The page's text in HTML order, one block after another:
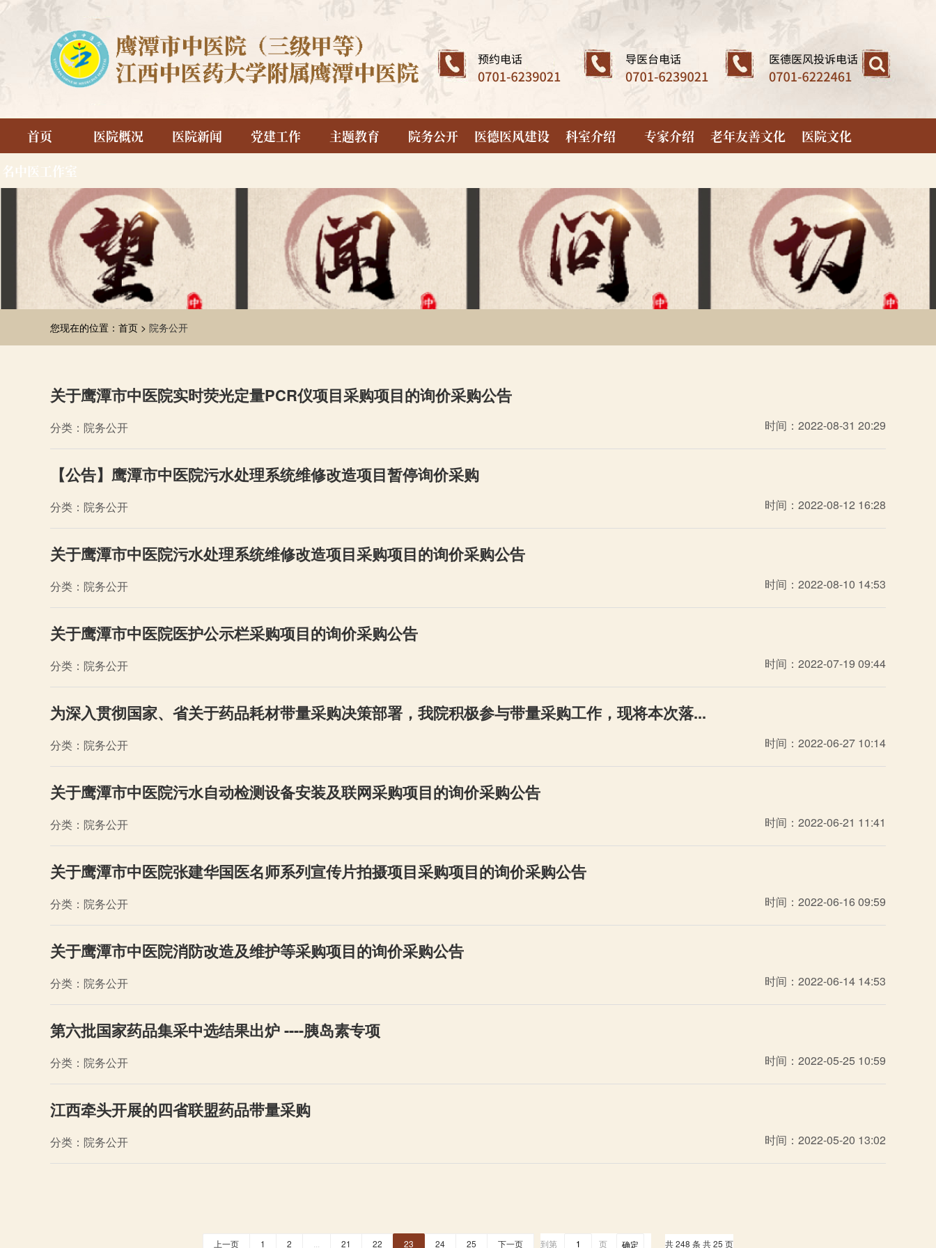
首页 医院概况 医院新闻 党建工作 主题教育 院务公开 医德医风建设 科室介绍 专家介绍 老年友善文化
医院文化
名中医工作室
您现在的位置：首页 > 院务公开
关于鹰潭市中医院实时荧光定量PCR仪项目采购项目的询价采购公告
分类：院务公开 时间：2022-08-31 20:29
【公告】鹰潭市中医院污水处理系统维修改造项目暂停询价采购
分类：院务公开 时间：2022-08-12 16:28
关于鹰潭市中医院污水处理系统维修改造项目采购项目的询价采购公告
分类：院务公开 时间：2022-08-10 14:53
关于鹰潭市中医院医护公示栏采购项目的询价采购公告
分类：院务公开 时间：2022-07-19 09:44
为深入贯彻国家、省关于药品耗材带量采购决策部署，我院积极参与带量采购工作，现将本次落...
分类：院务公开 时间：2022-06-27 10:14
关于鹰潭市中医院污水自动检测设备安装及联网采购项目的询价采购公告
分类：院务公开 时间：2022-06-21 11:41
关于鹰潭市中医院张建华国医名师系列宣传片拍摄项目采购项目的询价采购公告
分类：院务公开 时间：2022-06-16 09:59
关于鹰潭市中医院消防改造及维护等采购项目的询价采购公告
分类：院务公开 时间：2022-06-14 14:53
第六批国家药品集采中选结果出炉 ----胰岛素专项
分类：院务公开 时间：2022-05-25 10:59
江西牵头开展的四省联盟药品带量采购
分类：院务公开 时间：2022-05-20 13:02
上一页 1 2 21 22 23 24 25 下一页 到第 页 共 248 条 共 25 页